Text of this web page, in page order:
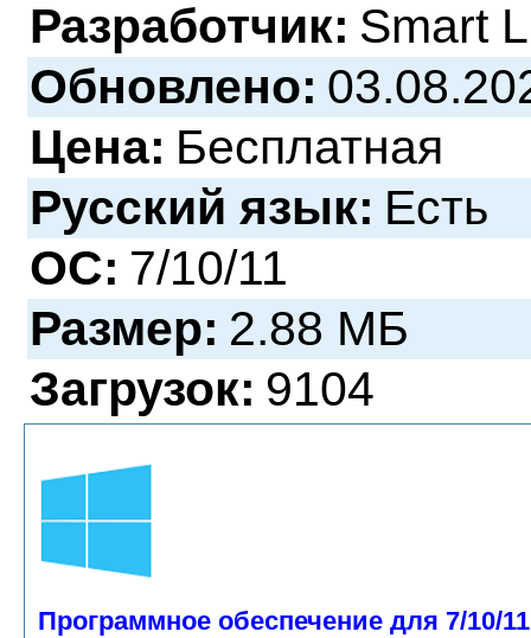
Разработчик: Smart
Обновлено:
Цена: Бесплатная
Русский язык: Есть
ОС: 7/10/11
Размер: 2.88 МБ
Загрузок: 9104
Программное обеспечение для 7/10/11